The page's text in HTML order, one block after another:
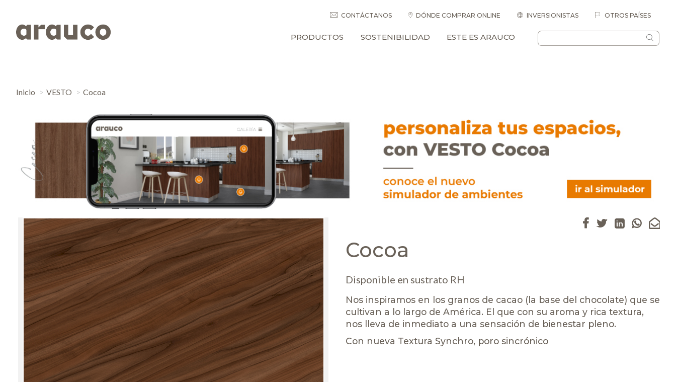
CONTÁCTANOS DÓNDE COMPRAR ONLINE INVERSIONISTAS OTROS PAÍSES
PRODUCTOS SOSTENIBILIDAD ESTE ES ARAUCO
Inicio VESTO Cocoa
Cocoa
Disponible en sustrato RH
Nos inspiramos en los granos de cacao (la base del chocolate) que se
cultivan a lo largo de América. El que con su aroma y rica textura,
nos lleva de inmediato a una sensación de bienestar pleno.
Con nueva Textura Synchro, poro sincrónico